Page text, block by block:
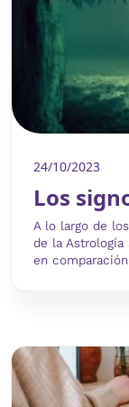
24/10/2023
Los
A lo largo de
de la
en